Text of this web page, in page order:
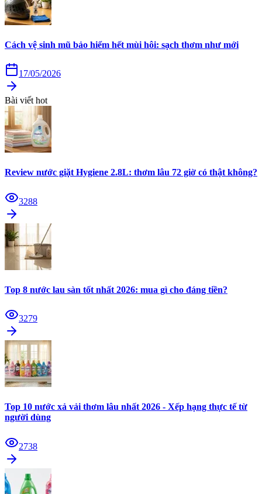
Cách vệ sinh mũ bảo hiểm hết mùi hôi: sạch thơm như mới
17/05/2026
Bài viết hot
Review nước giặt Hygiene 2.8L: thơm lâu 72 giờ có thật không?
3288
Top 8 nước lau sàn tốt nhất 2026: mua gì cho đáng tiền?
3279
Top 10 nước xả vải thơm lâu nhất 2026 - Xếp hạng thực tế từ
người dùng
2738